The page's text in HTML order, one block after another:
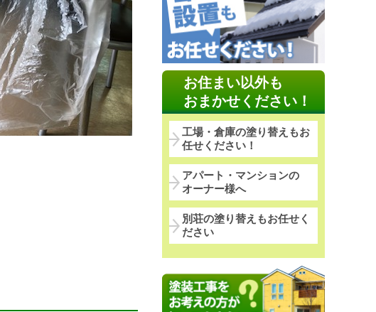
お住まい以外も
おまかせください！
工場・倉庫の塗り替えもお
任せください！
アパート・マンションの
オーナー様へ
別荘の塗り替えもお任せく
ださい